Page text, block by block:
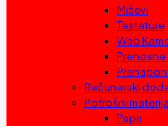
Miševi
Tastature
Web
Računarski
Potrošni
Papir